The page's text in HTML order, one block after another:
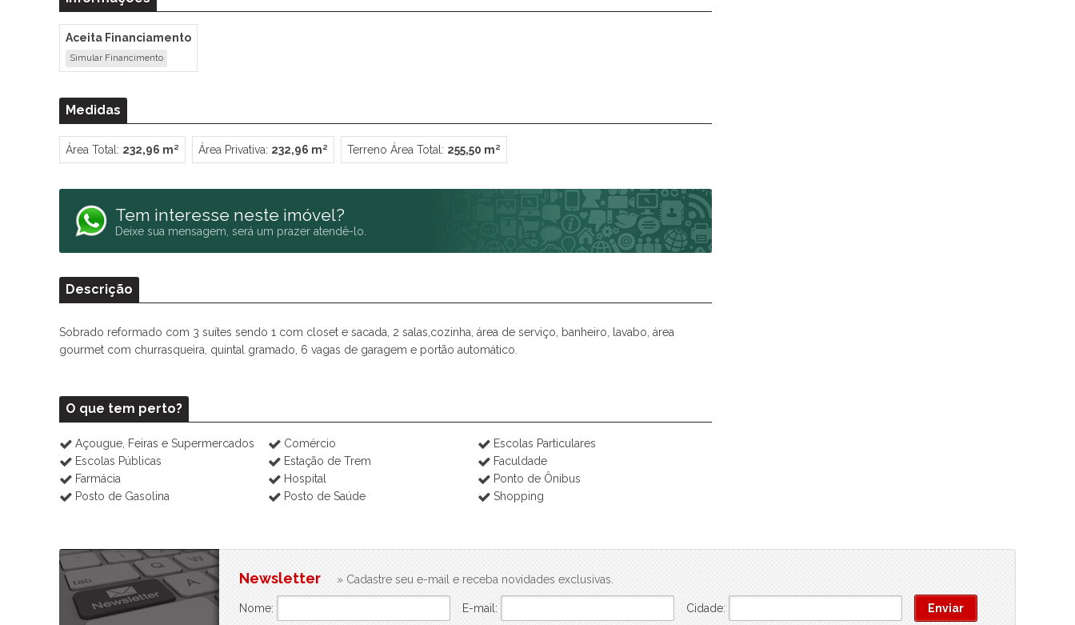
Aceita Financiamento
Simular Financimento
Medidas
Área Total: 232,96 m² Área Privativa: 232,96 m² Terreno Área Total: 255,50 m²
Tem interesse neste imóvel?
Deixe sua mensagem, será um prazer atendê-lo.
Descrição
Sobrado reformado com 3 suítes sendo 1 com closet e sacada, 2 salas,cozinha, área de serviço, banheiro, lavabo, área
gourmet com churrasqueira, quintal gramado, 6 vagas de garagem e portão automático.
O que tem perto?
Açougue, Feiras e Supermercados Comércio
Escolas Particulares
Escolas Públicas
Estação de Trem
Faculdade
Farmácia
Hospital
Ponto de Ônibus
Posto de Gasolina
Posto de Saúde Shopping
Newsletter » Cadastre seu e-mail e receba novidades exclusivas.
Nome: E-mail: Cidade: